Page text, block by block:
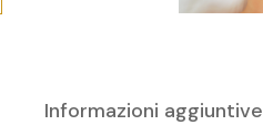
Informazioni aggiuntive